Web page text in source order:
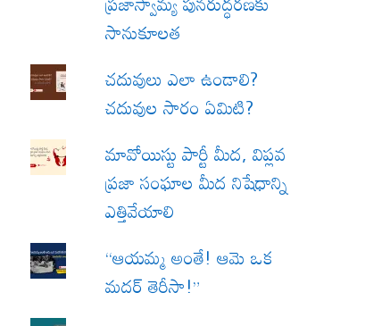
సానుకూలత
చదువులు ఎలా ఉండాలి?
చదువుల సారం ఏమిటి?
మావోయిస్టు పార్టీ మీద, విప్లవ
ప్రజా సంఘాల మీద నిషేధాన్ని
ఎత్తివేయాలి
“ఆయమ్మ అంతే! ఆమె ఒక
మదర్ తెరీసా!”